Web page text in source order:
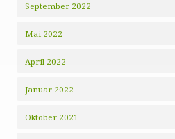
September 2022
Mai 2022
April 2022
Januar 2022
Oktober 2021